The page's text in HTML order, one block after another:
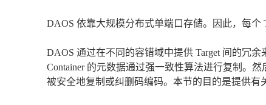
DAOS 依靠大规模分布式单端口存储。因此，每个
DAOS 通过在不同的容错域中提供 Target 间的冗
Container 的元数据通过强一致性算法进行复制。
被安全地复制或纠删码编码。本节的目的是提供有